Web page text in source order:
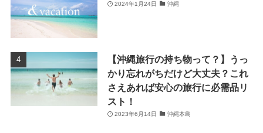
2024年1月24日 沖縄
【沖縄旅行の持ち物って？】うっ
かり忘れがちだけど大丈夫？これ
さえあれば安心の旅行に必需品リ
スト！
2023年6月14日 沖縄本島